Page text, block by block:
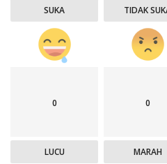
SUKA TIDAK
0
LUCU
0
MARAH